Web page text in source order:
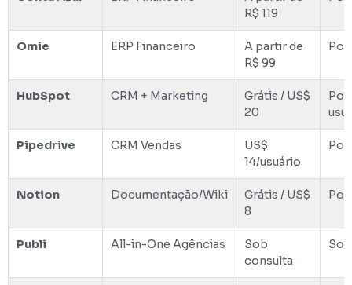
R$ 119
Omie ERP Financeiro
A partir de
R$ 99
Por
HubSpot CRM + Marketing
Grátis / US$
20
Por
Pipedrive CRM Vendas
US$
14/usuário
Por
Notion Documentação/Wiki
Grátis / US$
8
Por
Publi All-in-One Agências
Sob
consulta